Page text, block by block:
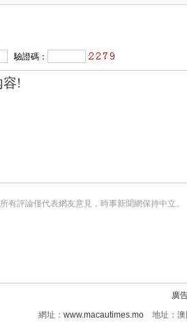
驗證碼：
所有評論僅代表網友意見，時事新聞網保持中立。
廣
網址： www.macautimes.mo 地址：澳